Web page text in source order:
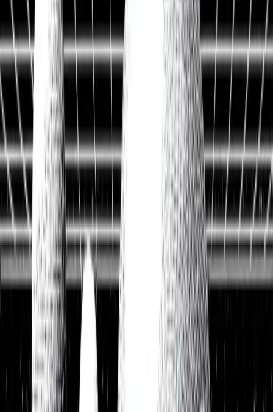
Kennzahlen
50 J.
Historische Daten
<10ms
API-Latenz
Kostenlos Aktien analysieren
Data API entdecken
Watchlist
Portfolios
1:1 Begleitung
Über uns
Einloggen
Kostenlos testen